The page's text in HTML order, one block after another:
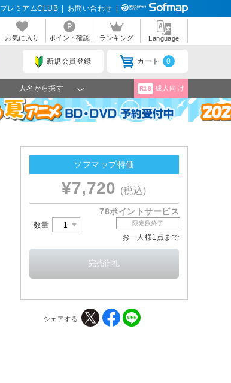
プレミアムCLUB お問い合わせ
お気に入り ポイント確認 ランキング Language
新規会員登録 カート 0
人名から探す R18 成人向け
ソフマップ特価
¥7,720 (税込)
78ポイントサービス
数量 限定数終了
お一人様1点まで
シェアする